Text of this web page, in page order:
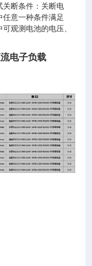
关断条件：关断电
意一种条件满足
观测电池的电压、
电子负载